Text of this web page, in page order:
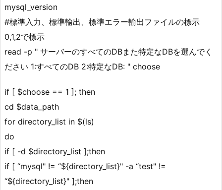
mysql_version
#標準入力、標準輸出、標準エラー輸出ファイルの標示
0,1,2で標示
read -p " サーバーのすべてのDBまた特定なDBを選んでく
ださい 1:すべてのDB 2:特定なDB: " choose
if [ $choose == 1 ]; then
cd $data_path
for directory_list in $(ls)
do
if [ -d $directory_list ];then
if [ “mysql" != “${directory_list}" -a “test" !=
“${directory_list}" ];then